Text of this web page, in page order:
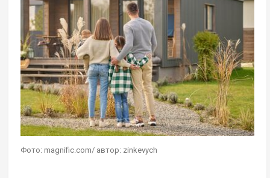
Фото: magnific.com/ автор: zinkevych